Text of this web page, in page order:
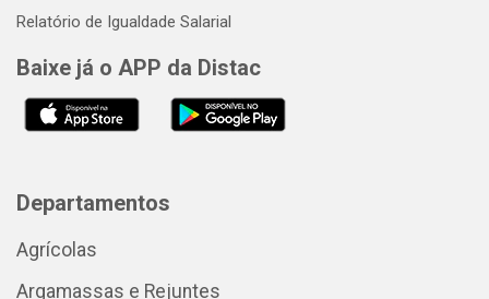
Relatório de Igualdade Salarial
Baixe já o APP da Distac
Departamentos
Agrícolas
Argamassas e Rejuntes